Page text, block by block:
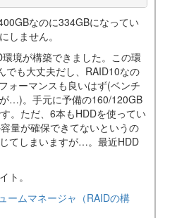
なのに334GBになってい
しません。
境が構築できました。この環
でも大丈夫だし、RAID10なの
ォーマンスも良いはず(ベンチ
…)。手元に予備の160/120GB
。ただ、6本もHDDを使ってい
量が確保できてないというの
てしまいますが…。最近HDD
ト。
ームマネージャ（RAIDの構